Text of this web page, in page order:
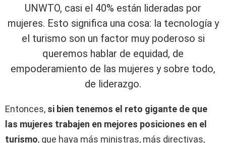
UNWTO, casi el 40% están lideradas por
mujeres. Esto significa una cosa: la tecnología y
el turismo son un factor muy poderoso si
queremos hablar de equidad, de
empoderamiento de las mujeres y sobre todo,
de liderazgo.
Entonces, si bien tenemos el reto gigante de que
las mujeres trabajen en mejores posiciones en el
turismo, que haya más ministras, más directivas,